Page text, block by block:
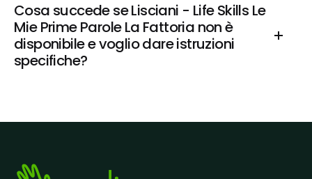
Cosa succede se Lisciani - Life Skills Le
Mie Prime Parole La Fattoria non è
disponibile e voglio dare istruzioni
specifiche?